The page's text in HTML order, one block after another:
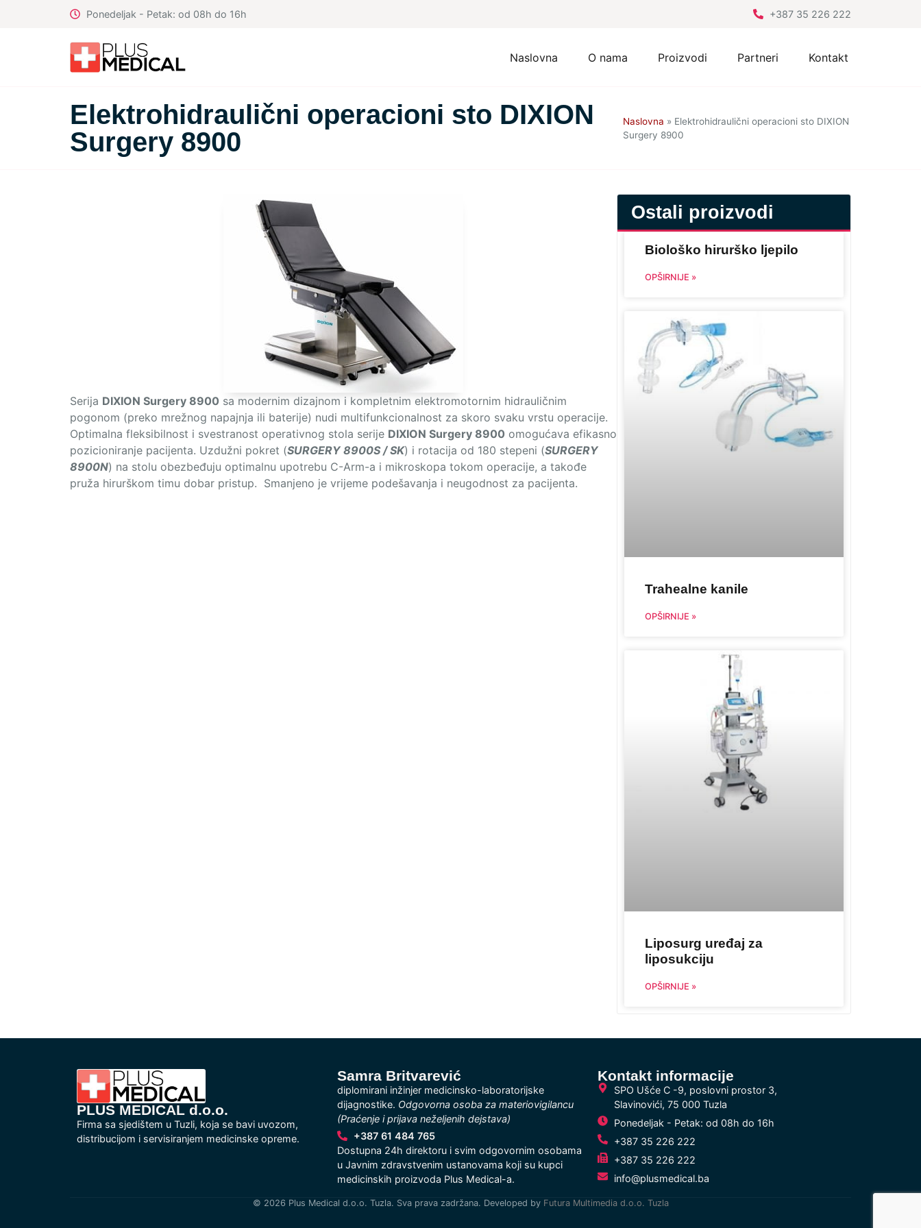
Ponedeljak - Petak: od 08h do 16h +387 35 226 222
Naslovna O nama Proizvodi Partneri Kontakt
Elektrohidraulični operacioni sto DIXION
Surgery 8900
Naslovna » Elektrohidraulični operacioni sto DIXION
Surgery 8900
Serija DIXION Surgery 8900 sa modernim dizajnom i kompletnim elektromotornim hidrauličnim
pogonom (preko mrežnog napajnja ili baterije) nudi multifunkcionalnost za skoro svaku vrstu operacije.
Optimalna fleksibilnost i svestranost operativnog stola serije DIXION Surgery 8900 omogućava efikasno
pozicioniranje pacijenta. Uzdužni pokret (SURGERY 8900S / SK) i rotacija od 180 stepeni (SURGERY
8900N) na stolu obezbeđuju optimalnu upotrebu C-Arm-a i mikroskopa tokom operacije, a takođe
pruža hirurškom timu dobar pristup. Smanjeno je vrijeme podešavanja i neugodnost za pacijenta.
Ostali proizvodi
Biološko hirurško ljepilo
OPŠIRNIJE »
Trahealne kanile
OPŠIRNIJE »
Liposurg uređaj za
liposukciju
OPŠIRNIJE »
PLUS MEDICAL d.o.o.
Firma sa sjedištem u Tuzli, koja se bavi uvozom,
distribucijom i servisiranjem medicinske opreme.
Samra Britvarević
diplomirani inžinjer medicinsko-laboratorijske
dijagnostike. Odgovorna osoba za materiovigilancu
(Praćenje i prijava neželjenih dejstava)
+387 61 484 765
Dostupna 24h direktoru i svim odgovornim osobama
u Javnim zdravstvenim ustanovama koji su kupci
medicinskih proizvoda Plus Medical-a.
Kontakt informacije
SPO Ušće C -9, poslovni prostor 3,
Slavinovići, 75 000 Tuzla
Ponedeljak - Petak: od 08h do 16h
+387 35 226 222
+387 35 226 222
info@plusmedical.ba
© 2026 Plus Medical d.o.o. Tuzla. Sva prava zadržana. Developed by Futura Multimedia d.o.o. Tuzla